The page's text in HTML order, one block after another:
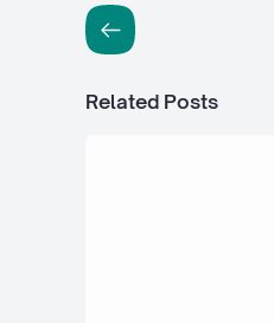
Related Posts